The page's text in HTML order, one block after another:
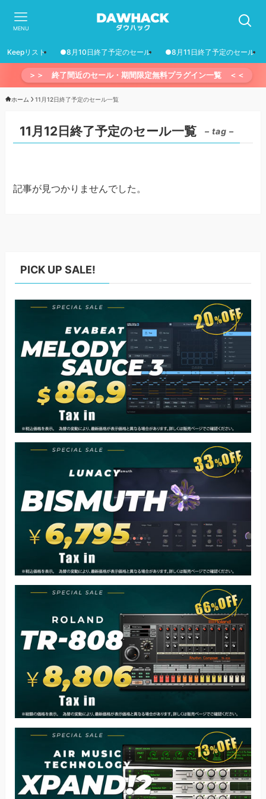
MENU
Keepリスト ●8月10日終了予定のセール ●8月11日終了予定のセール
＞＞ 終了間近のセール・期間限定無料プラグイン一覧 ＜＜
ホーム 11月12日終了予定のセール一覧
11月12日終了予定のセール一覧 – tag –
記事が見つかりませんでした。
PICK UP SALE!